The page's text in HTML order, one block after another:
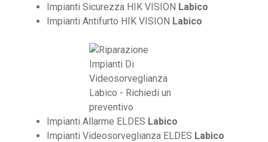
Impianti Sicurezza HIK VISION Labico
Impianti Antifurto HIK VISION Labico
Impianti Allarme ELDES Labico
Impianti Videosorveglianza ELDES Labico